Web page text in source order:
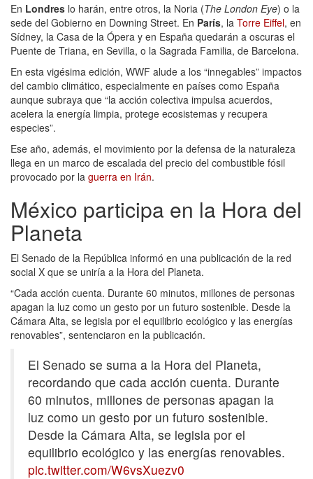
En Londres lo harán, entre otros, la Noria (The London Eye) o la
sede del Gobierno en Downing Street. En París, la Torre Eiffel, en
Sídney, la Casa de la Ópera y en España quedarán a oscuras el
Puente de Triana, en Sevilla, o la Sagrada Familia, de Barcelona.
En esta vigésima edición, WWF alude a los “innegables” impactos
del cambio climático, especialmente en países como España
aunque subraya que “la acción colectiva impulsa acuerdos,
acelera la energía limpia, protege ecosistemas y recupera
especies”.
Ese año, además, el movimiento por la defensa de la naturaleza
llega en un marco de escalada del precio del combustible fósil
provocado por la guerra en Irán.
México participa en la Hora del
Planeta
El Senado de la República informó en una publicación de la red
social X que se uniría a la Hora del Planeta.
“Cada acción cuenta. Durante 60 minutos, millones de personas
apagan la luz como un gesto por un futuro sostenible. Desde la
Cámara Alta, se legisla por el equilibrio ecológico y las energías
renovables”, sentenciaron en la publicación.
El Senado se suma a la Hora del Planeta,
recordando que cada acción cuenta. Durante
60 minutos, millones de personas apagan la
luz como un gesto por un futuro sostenible.
Desde la Cámara Alta, se legisla por el
equilibrio ecológico y las energías renovables.
pic.twitter.com/W6vsXuezv0